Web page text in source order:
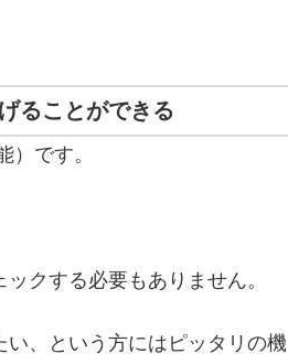
ることができる
です。
クする必要もありません。
、という方にはピッタリの機